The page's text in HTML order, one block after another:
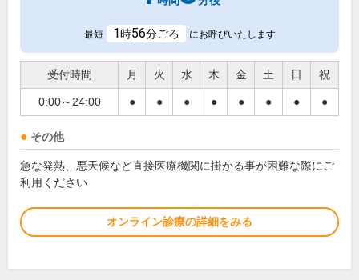
最短 1時56分ごろ にお呼びいたします
受付時間 月 火 水 木 金 土 日 祝
0:00～24:00 ● ● ● ● ● ● ● ●
その他
急な発熱、悪天候など直接医療機関に掛かる事が困難な際にご
利用ください
オンライン診療の詳細をみる